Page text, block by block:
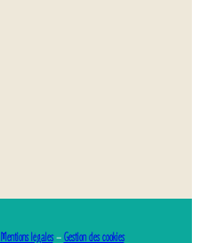
Mentions légales–Gestion des cookies